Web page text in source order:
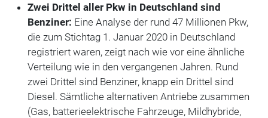
Zwei Drittel aller Pkw in Deutschland sind
Benziner: Eine Analyse der rund 47 Millionen Pkw,
die zum Stichtag 1. Januar 2020 in Deutschland
registriert waren, zeigt nach wie vor eine ähnliche
Verteilung wie in den vergangenen Jahren. Rund
zwei Drittel sind Benziner, knapp ein Drittel sind
Diesel. Sämtliche alternativen Antriebe zusammen
(Gas, batterieelektrische Fahrzeuge, Mildhybride,